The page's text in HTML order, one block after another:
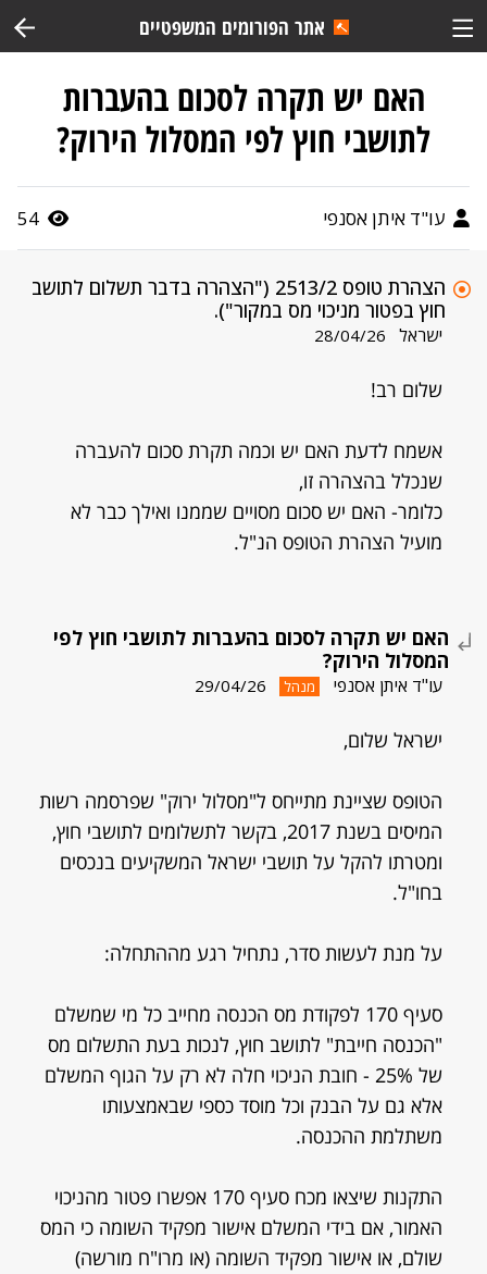
אתר הפורומים המשפטיים
האם יש תקרה לסכום בהעברות
לתושבי חוץ לפי המסלול הירוק?
עו"ד איתן אסנפי 54
הצהרת טופס 2513/2 ("הצהרה בדבר תשלום לתושב
חוץ בפטור מניכוי מס במקור").
ישראל 28/04/26
שלום רב!
אשמח לדעת האם יש וכמה תקרת סכום להעברה
שנכלל בהצהרה זו,
כלומר- האם יש סכום מסויים שממנו ואילך כבר לא
מועיל הצהרת הטופס הנ"ל.
האם יש תקרה לסכום בהעברות לתושבי חוץ לפי
המסלול הירוק?
עו"ד איתן אסנפי מנהל 29/04/26
ישראל שלום,
הטופס שציינת מתייחס ל"מסלול ירוק" שפרסמה רשות
המיסים בשנת 2017, בקשר לתשלומים לתושבי חוץ,
ומטרתו להקל על תושבי ישראל המשקיעים בנכסים
בחו"ל.
על מנת לעשות סדר, נתחיל רגע מההתחלה:
סעיף 170 לפקודת מס הכנסה מחייב כל מי שמשלם
"הכנסה חייבת" לתושב חוץ, לנכות בעת התשלום מס
של 25% - חובת הניכוי חלה לא רק על הגוף המשלם
אלא גם על הבנק וכל מוסד כספי שבאמצעותו
משתלמת ההכנסה.
התקנות שיצאו מכח סעיף 170 אפשרו פטור מהניכוי
האמור, אם בידי המשלם אישור מפקיד השומה כי המס
שולם, או אישור מפקיד השומה (או מרו"ח מורשה)